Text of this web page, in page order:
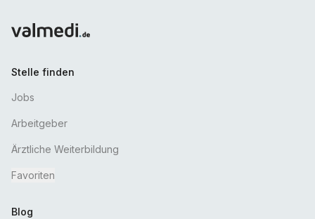
Stelle finden
Jobs
Arbeitgeber
Ärztliche Weiterbildung
Favoriten
Blog